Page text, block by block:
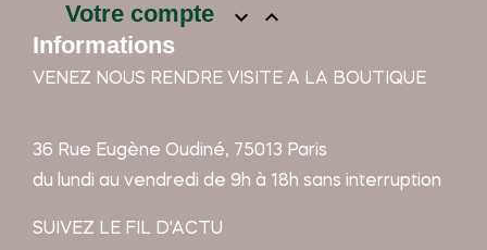
Votre compte  
Informations
VENEZ NOUS RENDRE VISITE A LA BOUTIQUE
36 Rue Eugène Oudiné, 75013 Paris
du lundi au vendredi de 9h à 18h sans interruption
SUIVEZ LE FIL D'ACTU